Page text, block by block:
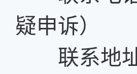
疑申诉）
联系地址